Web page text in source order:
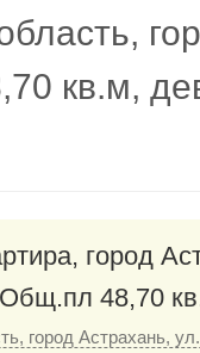
кв.м,
город
48,70
город Астрахань,